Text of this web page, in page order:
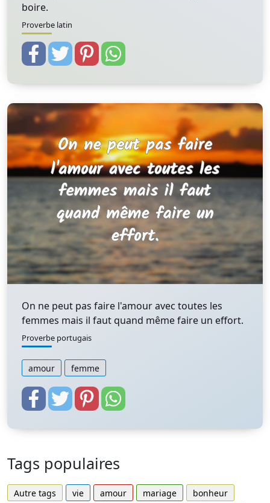
boire.
Proverbe latin
On ne peut pas faire l'amour avec toutes les
femmes mais il faut quand même faire un effort.
Proverbe portugais
amour femme
Tags populaires
Autre tags vie amour mariage
bonheur